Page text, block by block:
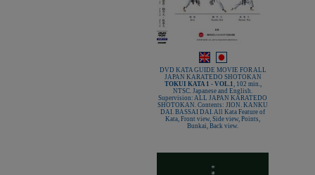
DVD KATA GUIDE MOVIE FOR ALL
JAPAN KARATEDO SHOTOKAN
TOKUI KATA 1 - VOL.1, 102 min.,
NTSC. Japanese and English.
Supervision: ALL JAPAN KARATEDO
SHOTOKAN. Contents: JION. KANKU
DAI. BASSAI DAI. All Kata Feature of
Kata, Front view, Side view, Points,
Bunkai, Back view.